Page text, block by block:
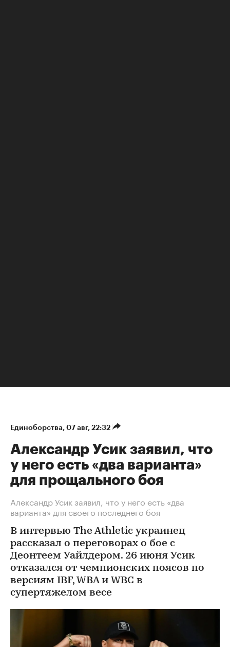
Единоборства 07 авг, 22:32
Александр Усик заявил, что
у него есть «два варианта»
для прощального боя
Александр Усик заявил, что у него есть «два
варианта» для своего последнего боя
В интервью The Athletic украинец
рассказал о переговорах о бое с
Деонтеем Уайлдером. 26 июня Усик
отказался от чемпионских поясов по
версиям IBF, WBA и WBC в
супертяжелом весе